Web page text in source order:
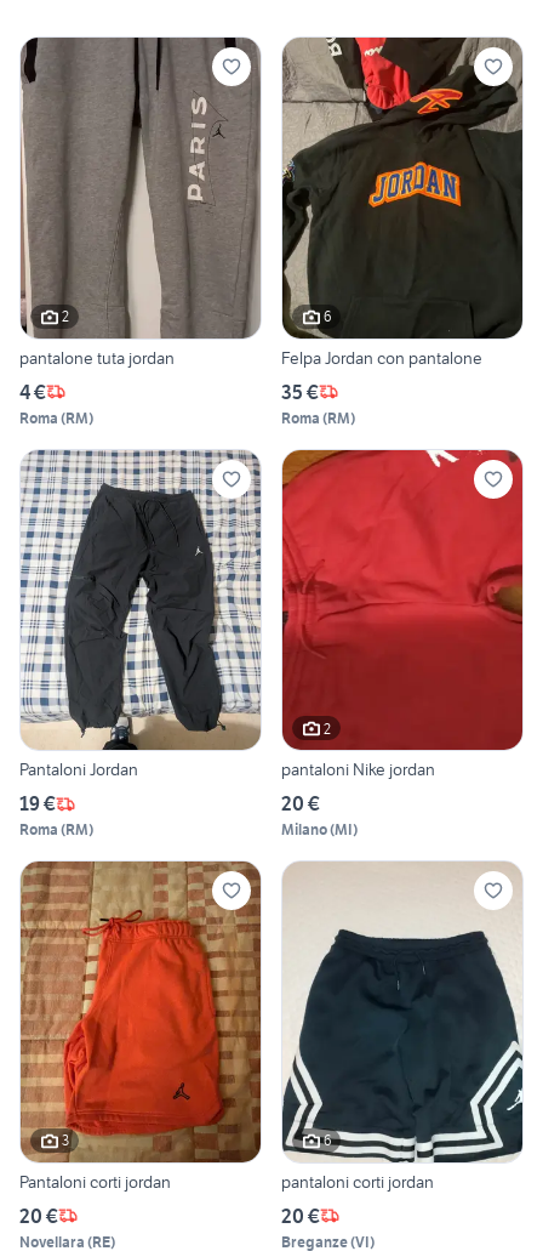
2
pantalone tuta jordan
4 €
Roma (RM)
6
Felpa Jordan con pantalone
35 €
Roma (RM)
Pantaloni Jordan
19 €
Roma (RM)
2
pantaloni Nike jordan
20 €
Milano(MI)
3
Pantaloni corti jordan
20 €
Novellara (RE)
6
pantaloni corti jordan
20 €
Breganze(VI)